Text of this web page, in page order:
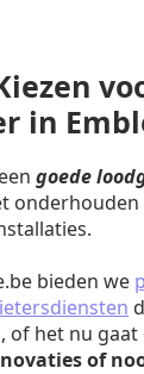
in
goede
bieden we
of het nu gaat
of